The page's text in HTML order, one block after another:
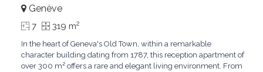
Genève
7 319 m2
In the heart of Geneva's Old Town, within a remarkable
character building dating from 1787, this reception apartment of
over 300 m² offers a rare and elegant living environment. From